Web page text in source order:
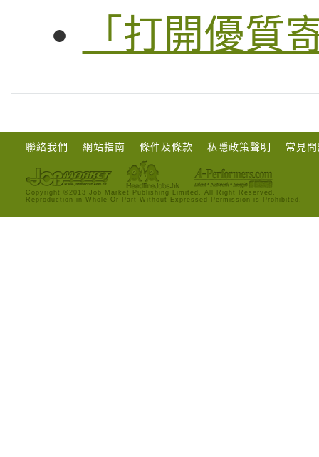
「打開優質
聯絡我們 網站指南 條件及條款 私隱政策聲明 常見
Copyright ©2013 Job Market Publishing Limited. All Right Reserved.
Reproduction in Whole Or Part Without Expressed Permission is Prohibited.